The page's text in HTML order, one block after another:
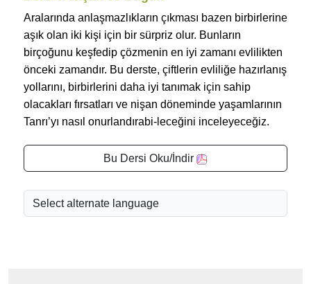
Aralarında anlaşmazlıkların çıkması bazen birbirlerine
aşık olan iki kişi için bir sürpriz olur. Bunların
birçoğunu keşfedip çözmenin en iyi zamanı evlilikten
önceki zamandır. Bu derste, çiftlerin evliliğe hazırlanış
yollarını, birbirlerini daha iyi tanımak için sahip
olacakları fırsatları ve nişan döneminde yaşamlarının
Tanrı’yı nasıl onurlandırabi-leceğini inceleyeceğiz.
Bu Dersi Oku/İndir